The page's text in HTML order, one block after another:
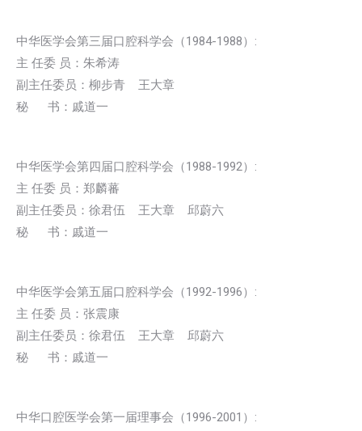
中华医学会第三届口腔科学会（1984-1988）:
主 任委 员：朱希涛
副主任委员：柳步青 王大章
秘 书：戚道一
中华医学会第四届口腔科学会（1988-1992）:
主 任委 员：郑麟蕃
副主任委员：徐君伍 王大章 邱蔚六
秘 书：戚道一
中华医学会第五届口腔科学会（1992-1996）:
主 任委 员：张震康
副主任委员：徐君伍 王大章 邱蔚六
秘 书：戚道一
中华口腔医学会第一届理事会（1996-2001）: